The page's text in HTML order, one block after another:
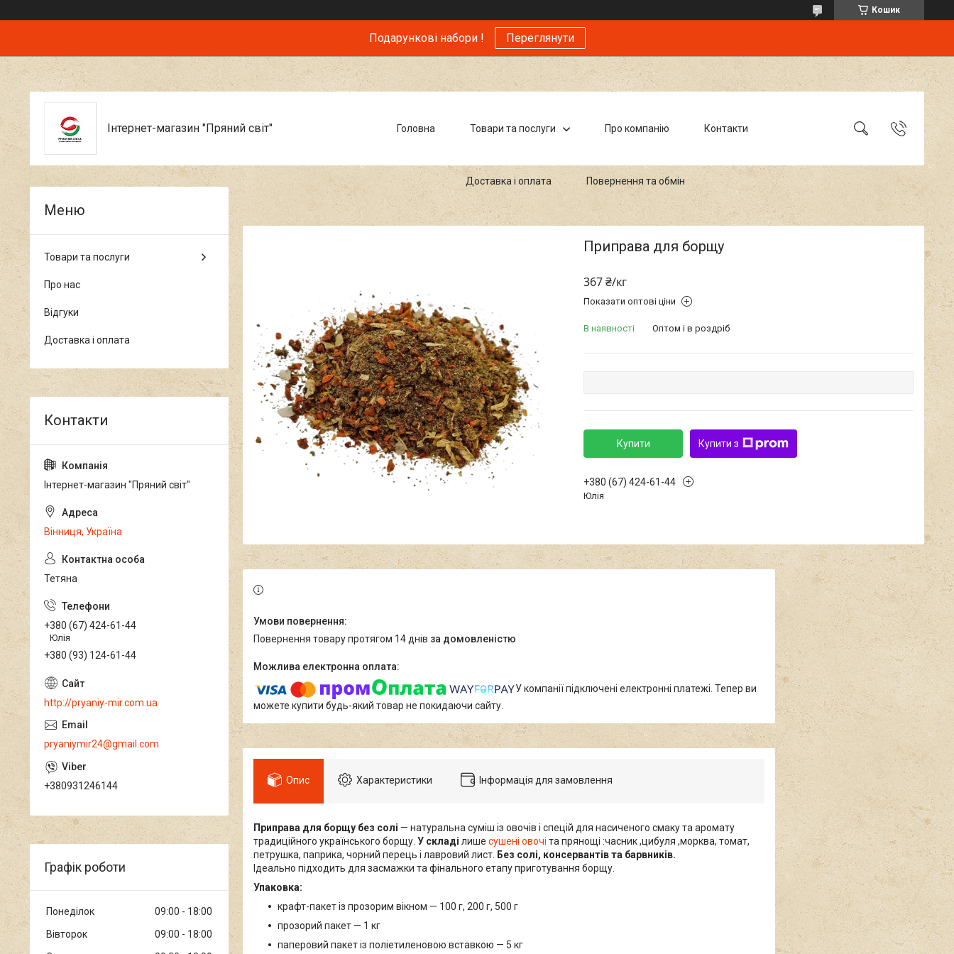
Кошик
Подарункові набори ! Переглянути
Інтернет-магазин "Пряний світ" Головна Товари та послуги Про компанію Контакти
Доставка і оплата Повернення та обмін
Приправа для борщу
367 ₴/кг
Показати оптові ціни
В наявності Оптом і в роздріб
Купити Купити з
+380 (67) 424-61-44
Юлія
повернення товару протягом 14 днів за домовленістю
У компанії підключені електронні платежі. Тепер ви
можете купити будь-який товар не покидаючи сайту.
Опис Характеристики Інформація для замовлення
Приправа для борщу без солі — натуральна суміш із овочів і спецій для насиченого смаку та аромату
традиційного українського борщу. У складі лише сушені овочі та прянощі :часник ,цибуля ,морква, томат,
петрушка, паприка, чорний перець і лавровий лист. Без солі, консервантів та барвників.
Ідеально підходить для засмажки та фінального етапу приготування борщу.
Упаковка:
крафт-пакет із прозорим вікном — 100 г, 200 г, 500 г
прозорий пакет — 1 кг
паперовий пакет із поліетиленовою вставкою — 5 кг
Товари та послуги
Про нас
Відгуки
Доставка і оплата
Інтернет-магазин "Пряний світ"
Вінниця, Україна
Тетяна
+380 (67) 424-61-44
Юлія
+380 (93) 124-61-44
http://pryaniy-mir.com.ua
pryaniymir24@gmail.com
+380931246144
Графік роботи
Понеділок 09:00
18:00
Вівторок
09:00
18:00